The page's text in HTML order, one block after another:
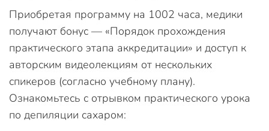
Приобретая программу на 1002 часа, медики
получают бонус — «Порядок прохождения
практического этапа аккредитации» и доступ к
авторским видеолекциям от нескольких
спикеров (согласно учебному плану).
Ознакомьтесь с отрывком практического урока
по депиляции сахаром: